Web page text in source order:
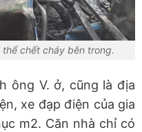
chết cháy bên trong.
ông V. ở, cũng là địa
xe đạp điện của gia
m2. Căn nhà chỉ có